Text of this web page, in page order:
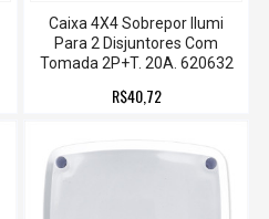
Caixa 4X4 Sobrepor Ilumi
Para 2 Disjuntores Com
Tomada 2P+T. 20A. 620632
R$40,72